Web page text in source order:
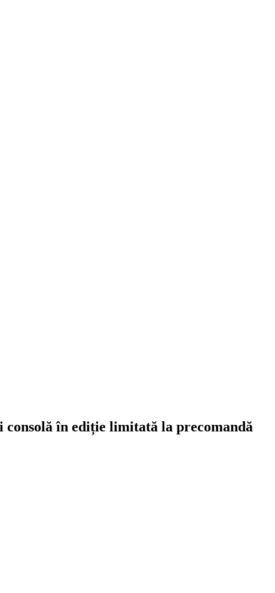
consolă în ediție limitată la precomandă